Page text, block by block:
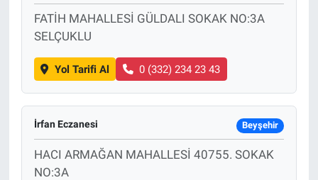
FATİH MAHALLESİ GÜLDALI SOKAK NO:3A
SELÇUKLU
Yol Tarifi Al 0 (332) 234 23 43
İrfan Eczanesi Beyşehir
HACI ARMAĞAN MAHALLESİ 40755. SOKAK
NO:3A